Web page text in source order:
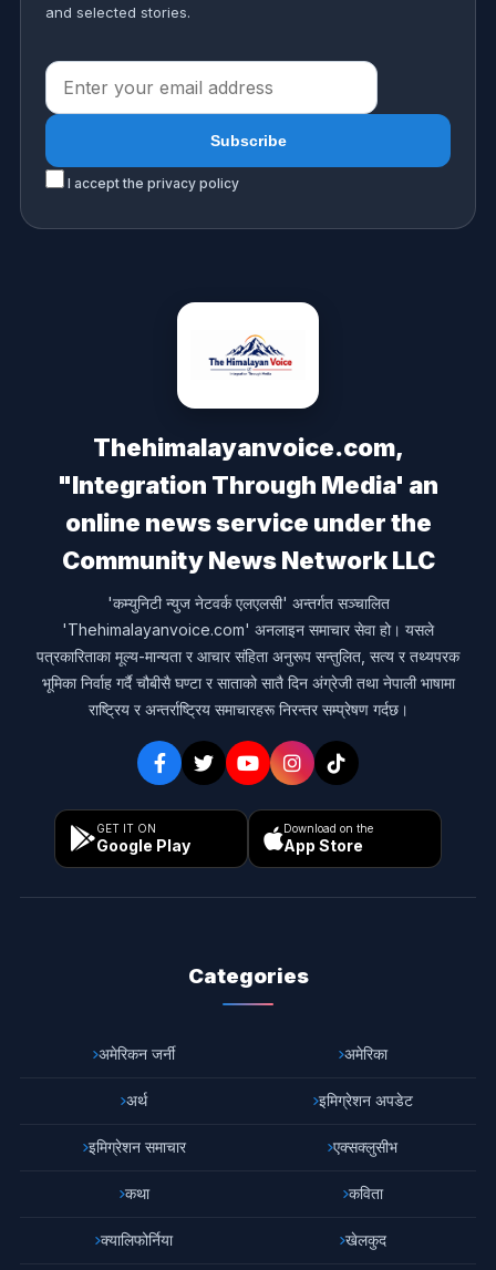
and selected stories.
I accept the privacy policy
Thehimalayanvoice.com,
"Integration Through Media' an
online news service under the
Community News Network LLC
'कम्युनिटी न्युज नेटवर्क एलएलसी' अन्तर्गत सञ्चालित
'Thehimalayanvoice.com' अनलाइन समाचार सेवा हो। यसले
पत्रकारिताका मूल्य-मान्यता र आचार संहिता अनुरूप सन्तुलित, सत्य र तथ्यपरक
भूमिका निर्वाह गर्दै चौबीसै घण्टा र साताको सातै दिन अंग्रेजी तथा नेपाली भाषामा
राष्ट्रिय र अन्तर्राष्ट्रिय समाचारहरू निरन्तर सम्प्रेषण गर्दछ।
GET IT ON
Google Play
Download on the
App Store
Categories
अमेरिकन जर्नी अमेरिका
अर्थ इमिग्रेशन अपडेट
इमिग्रेशन समाचार एक्सक्लुसीभ
कथा कविता
क्यालिफोर्निया खेलकुद